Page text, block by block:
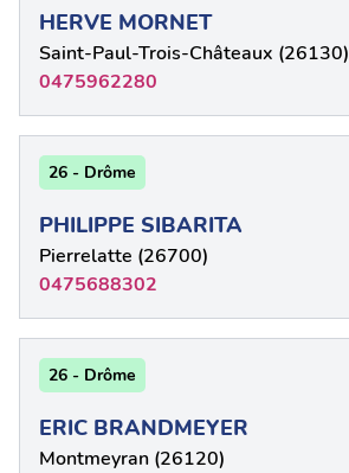
HERVE MORNET
Saint-Paul-Trois-Châteaux (26130)
0475962280
26 - Drôme
PHILIPPE SIBARITA
Pierrelatte (26700)
0475688302
26 - Drôme
ERIC BRANDMEYER
Montmeyran (26120)